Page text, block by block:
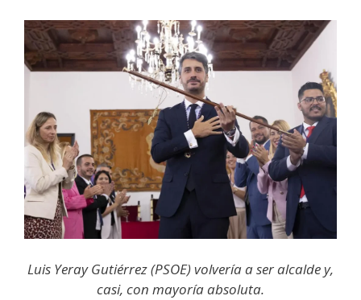
Luis Yeray Gutiérrez (PSOE) volvería a ser alcalde y,
casi, con mayoría absoluta.